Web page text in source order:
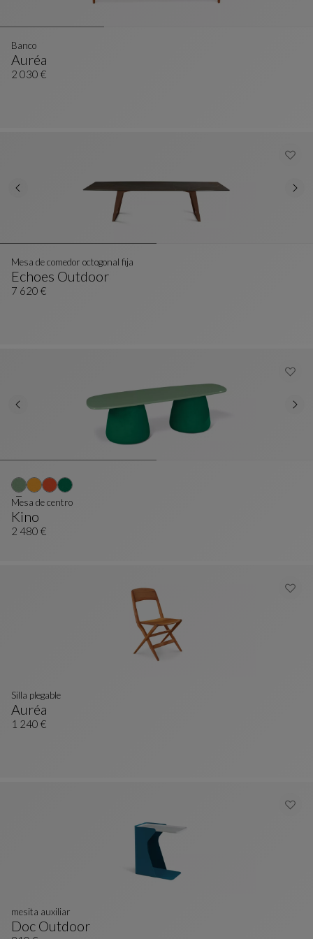
Auréa
Banco
Ver Descripción Completa
Banco
2 030 €
Echoes Outdoor
Mesa De Comedor Octogonal Fija
Ver Descripción Completa
Mesa de comedor octogonal fija
7 620 €
Kino
Mesa De Centro
Ver Descripción Completa
Mesa de centro
2 480 €
Auréa
Silla Plegable
Ver Descripción Completa
Silla plegable
1 240 €
Doc Outdoor
mesita auxiliar